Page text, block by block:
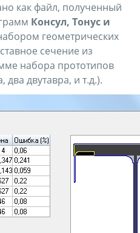
как файл, полученный
Консул, Тонус и
геометрических
сечение из
набора прототипов
двутавра, и т.д.).